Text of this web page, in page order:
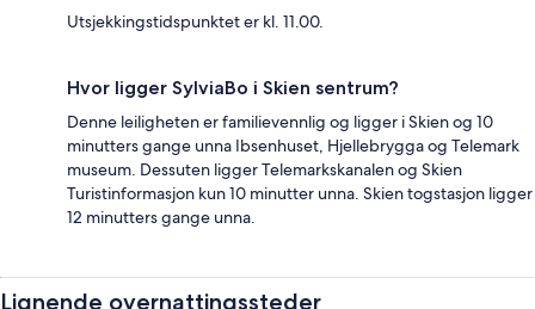
Utsjekkingstidspunktet er kl. 11.00.
Hvor ligger SylviaBo i Skien sentrum?
Denne leiligheten er familievennlig og ligger i Skien og 10
minutters gange unna Ibsenhuset, Hjellebrygga og Telemark
museum. Dessuten ligger Telemarkskanalen og Skien
Turistinformasjon kun 10 minutter unna. Skien togstasjon ligger
12 minutters gange unna.
Lignende overnattingssteder